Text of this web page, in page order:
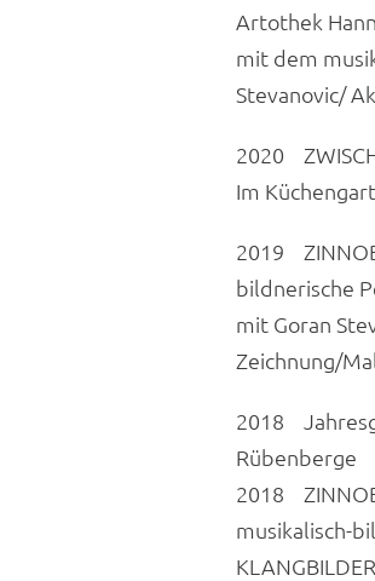
Artothek
mit dem
Stevanovic/
2020
Im
2019
bildnerische
mit Goran
Zeichnung/
2018
Rübenberge
2018
musikalisch-
KLANGBILDER